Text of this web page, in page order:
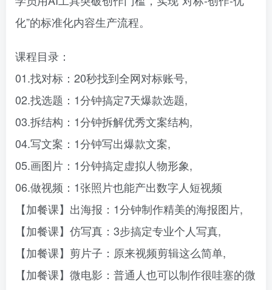
化”的标准化内容生产流程。
课程目录：
01.找对标：20秒找到全网对标账号,
02.找选题：1分钟搞定7天爆款选题,
03.拆结构：1分钟拆解优秀文案结构,
04.写文案：1分钟写出爆款文案,
05.画图片：1分钟搞定虚拟人物形象,
06.做视频：1张照片也能产出数字人短视频
【加餐课】出海报：1分钟制作精美的海报图片,
【加餐课】仿写真：3步搞定专业个人写真,
【加餐课】剪片子：原来视频剪辑这么简单,
【加餐课】微电影：普通人也可以制作很哇塞的微